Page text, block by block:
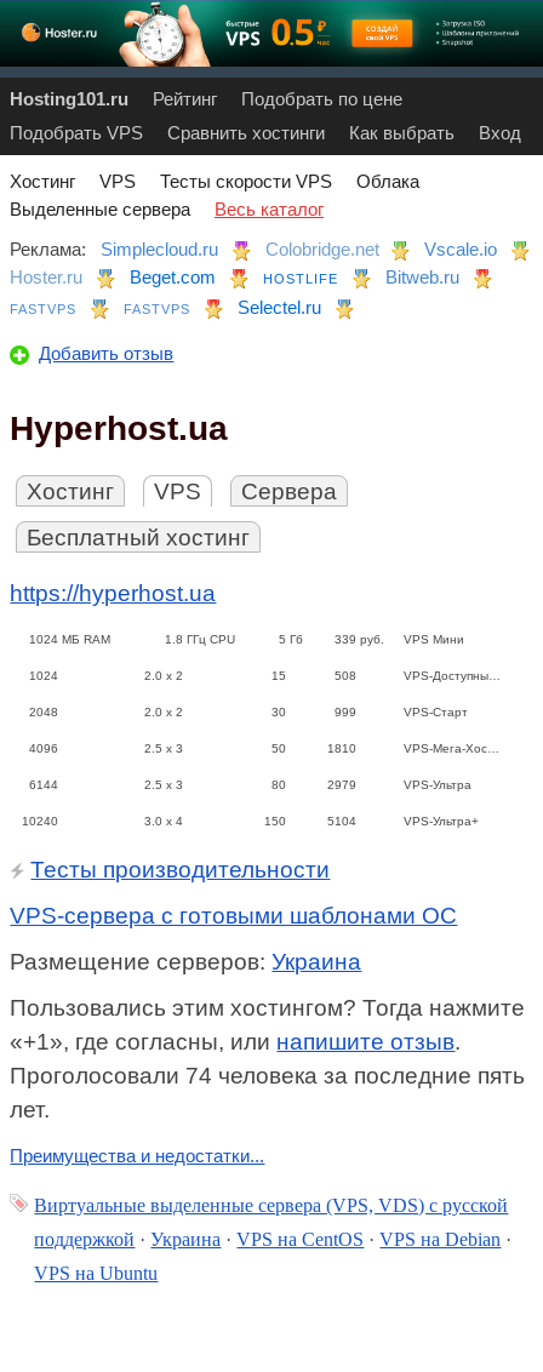
Hosting101.ru Рейтинг
Подобрать по цене
Подобрать VPS
Сравнить хостинги Как выбрать Вход
Хостинг VPS Тесты скорости VPS
Облака
Выделенные сервера
Весь каталог
Реклама:
Simplecloud.ru Colobridge.net
Vscale.io
Hoster.ru
Beget.com HOSTLIFE Bitweb.ru
FASTVPS FASTVPS Selectel.ru
Добавить отзыв
Hyperhost.ua
Хостинг VPS
Сервера
Бесплатный хостинг
https://hyperhost.ua
1024 МБ RAM 1.8 ГГц CPU 5 Гб 339 руб. VPS Мини
1024 2.0 x 2 15 508 VPS-Доступны…
2048 2.0 x 2 30 999 VPS-Старт
4096 2.5 x 3 50 1810 VPS-Мега-Хос…
6144 2.5 x 3 80 2979 VPS-Ультра
10240 3.0 x 4 150 5104 VPS-Ультра+
Тесты производительности
VPS-сервера с готовыми шаблонами ОС
Размещение серверов:Украина
Пользовались этим хостингом? Тогда нажмите
«+1», где согласны, или напишите отзыв.
Проголосовали 74 человека за последние пять
лет.
Преимущества и недостатки...
Виртуальные выделенные сервера (VPS, VDS) с русской
поддержкой ·Украина ·VPS на CentOS ·VPS на Debian ·
VPS на Ubuntu